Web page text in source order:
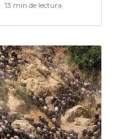
13 min de lectura